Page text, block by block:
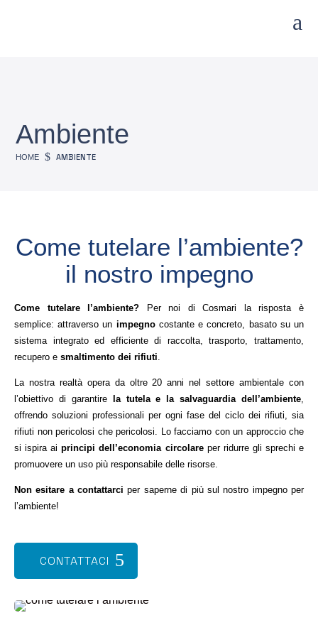
a
Ambiente
HOME $ AMBIENTE
come tutelare l’ambiente?
il nostro impegno
Come tutelare l’ambiente? Per noi di Cosmari la risposta è
semplice: attraverso un impegno costante e concreto, basato su un
sistema integrato ed efficiente di raccolta, trasporto, trattamento,
recupero e smaltimento dei rifiuti.
La nostra realtà opera da oltre 20 anni nel settore ambientale con
l’obiettivo di garantire
la tutela e la salvaguardia dell’ambiente
offrendo soluzioni professionali per ogni fase del ciclo dei rifiuti, sia
rifiuti non pericolosi che pericolosi. Lo facciamo con un approccio che
si ispira aiprincipi dell’economia circolareper ridurre gli sprechi e
promuovere un uso più responsabile delle risorse.
Non esitare a contattarci per saperne di più sul nostro impegno per
l’ambiente!
CONTATTACI